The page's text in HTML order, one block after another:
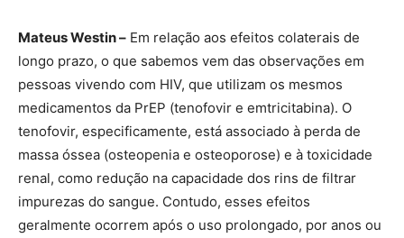
Mateus Westin – Em relação aos efeitos colaterais de
longo prazo, o que sabemos vem das observações em
pessoas vivendo com HIV, que utilizam os mesmos
medicamentos da PrEP (tenofovir e emtricitabina). O
tenofovir, especificamente, está associado à perda de
massa óssea (osteopenia e osteoporose) e à toxicidade
renal, como redução na capacidade dos rins de filtrar
impurezas do sangue. Contudo, esses efeitos
geralmente ocorrem após o uso prolongado, por anos ou